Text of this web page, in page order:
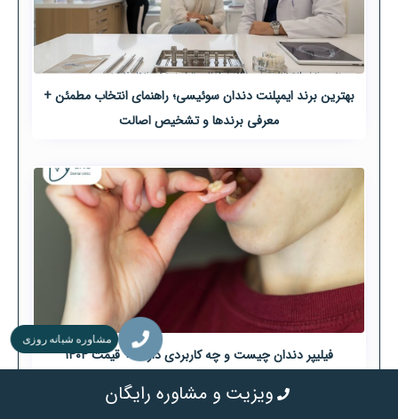
بهترین برند ایمپلنت دندان سوئیسی؛ راهنمای انتخاب مطمئن +
معرفی برندها و تشخیص اصالت
فیلیپر دندان چیست و چه کاربردی دارد؟ + قیمت ۱۴۰۴
ویزیت و مشاوره رایگان
مشاوره شبانه روزی